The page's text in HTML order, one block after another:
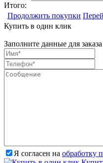
Итого:
Продолжить покупки
Купить в один клик
Заполните данные для заказа
Я согласен на обработку